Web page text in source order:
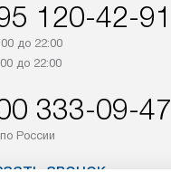
120-42-91
до 22:00
до 22:00
333-09-47
России